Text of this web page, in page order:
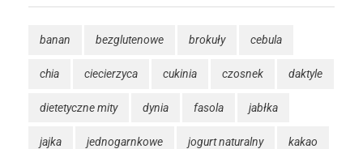
banan bezglutenowe brokuły cebula
chia ciecierzyca cukinia czosnek daktyle
dietetyczne mity dynia fasola jabłka
jajka jednogarnkowe jogurt naturalny kakao